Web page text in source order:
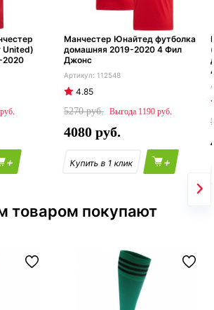
United)
2020
+
Манчестер Юнайтед футболка
домашняя 2019-2020 4 Фил
Джонс
112548
4.85
5270
1190
4080
+
товаром покупают